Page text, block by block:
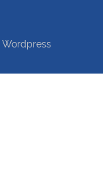
Wordpress